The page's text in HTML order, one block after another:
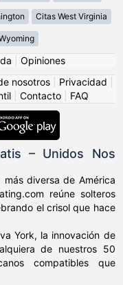
Citas West Virginia
Opiniones
nosotros Privacidad
Contacto FAQ
– Unidos Nos
más diversa de América
reúne solteros
el crisol que hace
York, la innovación de
de nuestros 50
compatibles que